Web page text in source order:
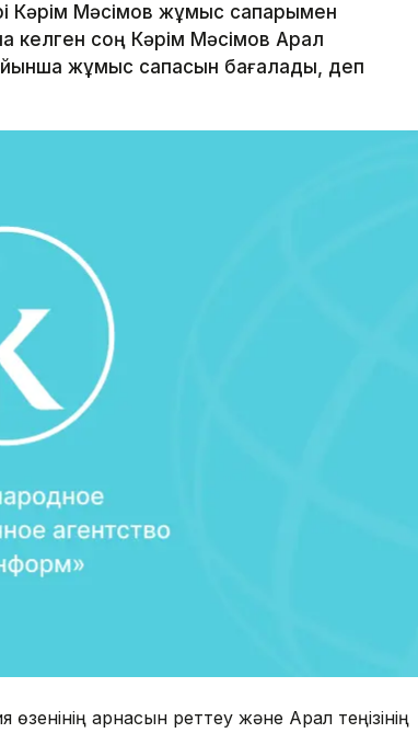
Кәрім Мәсімов жұмыс сапарымен
келген соң Кәрім Мәсімов Арал
жұмыс сапасын бағалады, деп
арнасын реттеу және Арал теңізінің